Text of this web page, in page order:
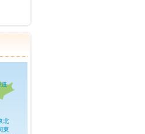
道
北
東